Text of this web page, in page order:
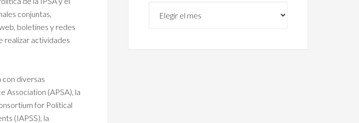
conjuntas,
boletines y redes
realizar actividades
diversas
Association (APSA), la
for Political
(IAPSS), la